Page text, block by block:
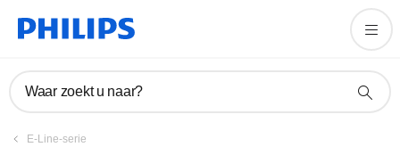
Waar zoekt u naar?
E-Line-serie